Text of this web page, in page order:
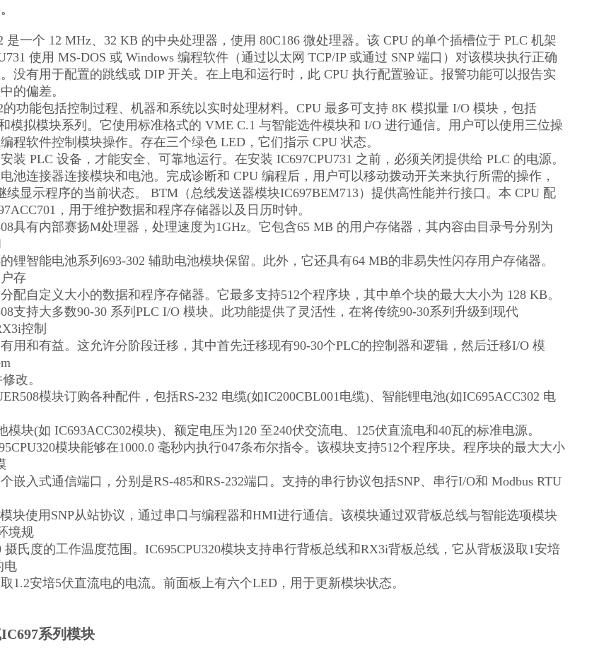
是一个 12 MHz、32 KB 的中央处理器，使用 80C186 微处理器。该 CPU 的单个插槽位于 PLC 机架
使用 MS-DOS 或 Windows 编程软件（通过以太网 TCP/IP 或通过 SNP 端口）对该模块执行正确
没有用于配置的跳线或 DIP 开关。在上电和运行时，此 CPU 执行配置验证。报警功能可以报告实
的偏差。
的功能包括控制过程、机器和系统以实时处理材料。CPU 最多可支持 8K 模拟量 I/O 模块，包括
模拟模块系列。它使用标准格式的 VME C.1 与智能选件模块和 I/O 进行通信。用户可以使用三位操
程软件控制模块操作。存在三个绿色 LED，它们指示 CPU 状态。
装 PLC 设备，才能安全、可靠地运行。在安装 IC697CPU731 之前，必须关闭提供给 PLC 的电源。
池连接器连接模块和电池。完成诊断和 CPU 编程后，用户可以移动拨动开关来执行所需的操作，
续显示程序的当前状态。 BTM（总线发送器模块IC697BEM713）提供高性能并行接口。本 CPU 配
，用于维护数据和程序存储器以及日历时钟。
具有内部赛扬M处理器，处理速度为1GHz。它包含65 MB 的用户存储器，其内容由目录号分别为
的锂智能电池系列693-302 辅助电池模块保留。此外，它还具有64 MB的非易失性闪存用户存储器。
存
配自定义大小的数据和程序存储器。它最多支持512个程序块，其中单个块的最大大小为 128 KB。
支持大多数90-30 系列PLC I/O 模块。此功能提供了灵活性，在将传统90-30系列升级到现代
控制
用和有益。这允许分阶段迁移，其中首先迁移现有90-30个PLC的控制器和逻辑，然后迁移I/O 模
改。
模块订购各种配件，包括RS-232 电缆(如IC200CBL001电缆)、智能锂电池(如IC695ACC302 电
模块(如 IC693ACC302模块)、额定电压为120 至240伏交流电、125伏直流电和40瓦的标准电源。
模块能够在1000.0 毫秒内执行047条布尔指令。该模块支持512个程序块。程序块的最大大小
嵌入式通信端口，分别是RS-485和RS-232端口。支持的串行协议包括SNP、串行I/O和 Modbus RTU
模块使用SNP从站协议，通过串口与编程器和HMI进行通信。该模块通过双背板总线与智能选项模块
境规
摄氏度的工作温度范围。IC695CPU320模块支持串行背板总线和RX3i背板总线，它从背板汲取1安培
电
1.2安培5伏直流电的电流。前面板上有六个LED，用于更新模块状态。
系列模块